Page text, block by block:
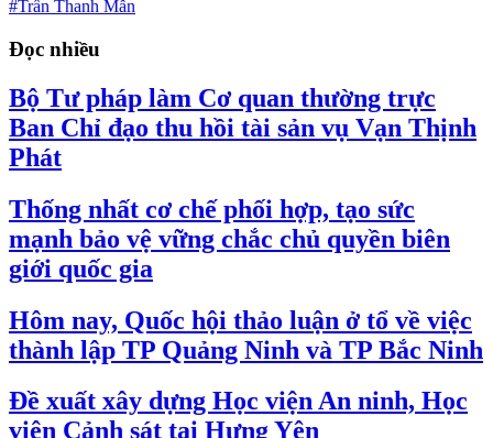
#Trần Thanh Mẫn
Đọc nhiều
Bộ Tư pháp làm Cơ quan thường trực
Ban Chỉ đạo thu hồi tài sản vụ Vạn Thịnh
Phát
Thống nhất cơ chế phối hợp, tạo sức
mạnh bảo vệ vững chắc chủ quyền biên
giới quốc gia
Hôm nay, Quốc hội thảo luận ở tổ về việc
thành lập TP Quảng Ninh và TP Bắc Ninh
Đề xuất xây dựng Học viện An ninh, Học
viện Cảnh sát tại Hưng Yên